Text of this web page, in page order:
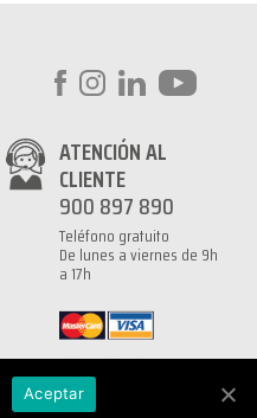
ATENCIÓN AL
CLIENTE
900 897 890
Teléfono gratuito
De lunes a viernes de 9h
a 17h
Aceptar